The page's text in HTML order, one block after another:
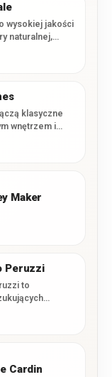
wysokiej jakości
naturalnej,
klasyczne
wnętrzem i
Maker
Peruzzi
to
Cardin